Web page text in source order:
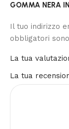
GOMMA NERA
Il tuo indirizzo
obbligatori
La tua
La tua